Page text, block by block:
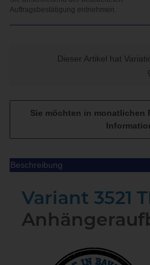
Dieser Artikel hat
Sie möchten in monatlichen
Beschreibung
Variant 3521